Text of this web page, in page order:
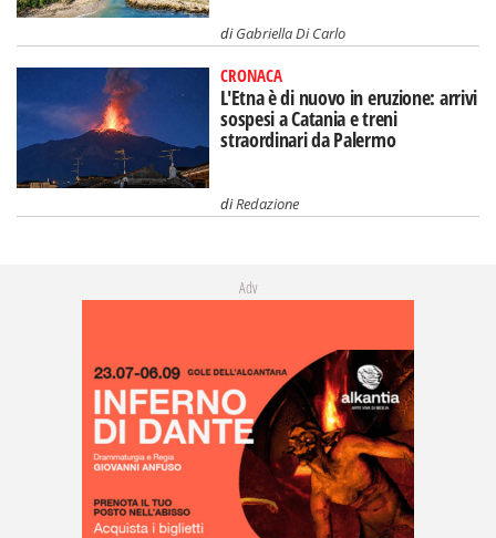
diGabriella Di Carlo
CRONACA
L'Etna è di nuovo in eruzione: arrivi
sospesi a Catania e treni
straordinari da Palermo
diRedazione
Adv